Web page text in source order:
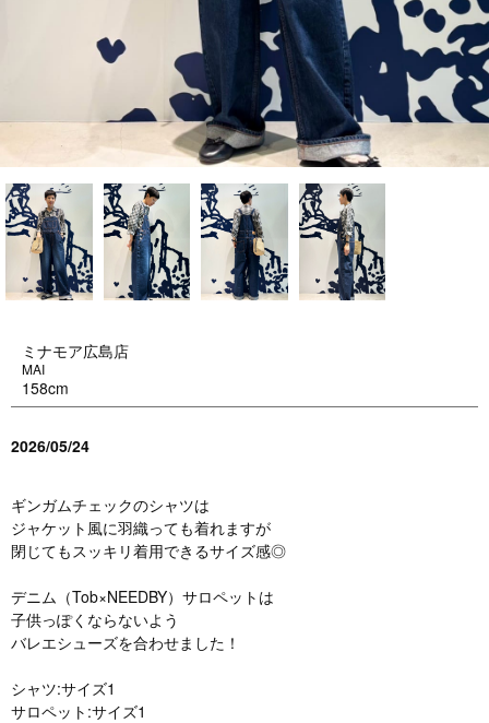
ミナモア広島店
MAI
158cm
2026/05/24
ギンガムチェックのシャツは
ジャケット風に羽織っても着れますが
閉じてもスッキリ着用できるサイズ感◎
デニム（Tob×NEEDBY）サロペットは
子供っぽくならないよう
バレエシューズを合わせました！
シャツ:サイズ1
サロペット:サイズ1